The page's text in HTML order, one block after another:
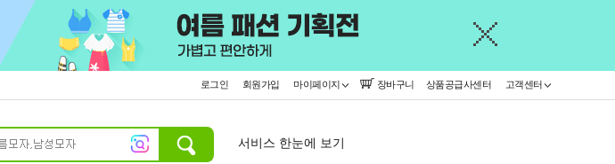
로그인 회원가입 마이페이지 장바구니 상품공급사센터 고객센터
서비스 한눈에 보기